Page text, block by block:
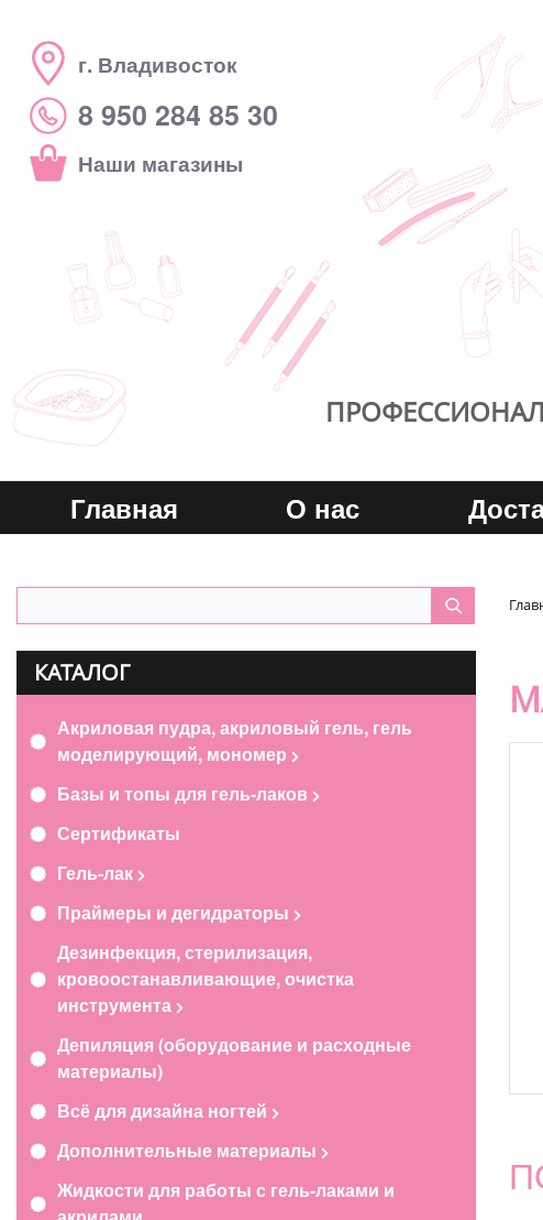
г. Владивосток
8 950 284 85 30
Наши магазины
Главная О нас
КАТАЛОГ
Акриловая пудра, акриловый гель, гель
моделирующий, мономер
Базы и топы для гель-лаков
Сертификаты
Гель-лак
Праймеры и дегидраторы
Дезинфекция, стерилизация,
кровоостанавливающие, очистка
инструмента
Депиляция (оборудование и расходные
материалы)
Всё для дизайна ногтей
Дополнительные материалы
Жидкости для работы с гель-лаками и